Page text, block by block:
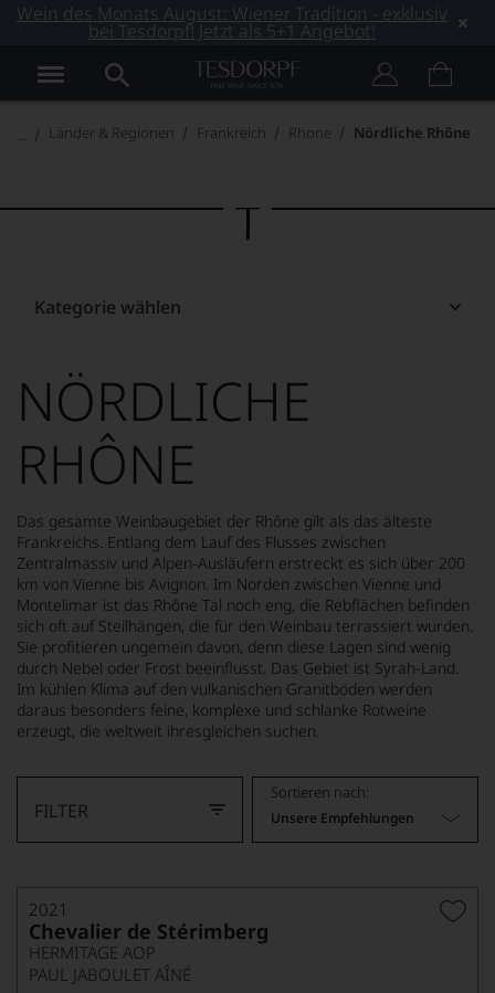
Wein des Monats August: Wiener Tradition - exklusiv
bei Tesdorpf! Jetzt als 5+1 Angebot!
Länder & Regionen Frankreich Rhone Nördliche Rhône
Kategorie wählen
NÖRDLICHE
RHÔNE
Das gesamte Weinbaugebiet der Rhône gilt als das älteste
Frankreichs. Entlang dem Lauf des Flusses zwischen
Zentralmassiv und Alpen-Ausläufern erstreckt es sich über 200
km von Vienne bis Avignon. Im Norden zwischen Vienne und
Montelimar ist das Rhône Tal noch eng, die Rebflächen befinden
sich oft auf Steilhängen, die für den Weinbau terrassiert wurden.
Sie profitieren ungemein davon, denn diese Lagen sind wenig
durch Nebel oder Frost beeinflusst. Das Gebiet ist Syrah-Land.
Im kühlen Klima auf den vulkanischen Granitböden werden
daraus besonders feine, komplexe und schlanke Rotweine
erzeugt, die weltweit ihresgleichen suchen.
FILTER
Sortieren nach:
Unsere Empfehlungen
2021
Chevalier de Stérimberg
HERMITAGE AOP
PAUL JABOULET AÎNÉ